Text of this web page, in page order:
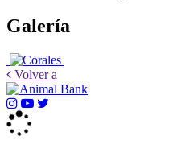
Galería
Volver a